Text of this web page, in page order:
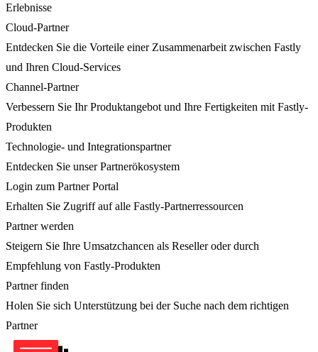
Erlebnisse
Cloud-Partner
Entdecken Sie die Vorteile einer Zusammenarbeit zwischen Fastly
und Ihren Cloud-Services
Channel-Partner
Verbessern Sie Ihr Produktangebot und Ihre Fertigkeiten mit Fastly-
Produkten
Technologie- und Integrationspartner
Entdecken Sie unser Partnerökosystem
Login zum Partner Portal
Erhalten Sie Zugriff auf alle Fastly-Partnerressourcen
Partner werden
Steigern Sie Ihre Umsatzchancen als Reseller oder durch
Empfehlung von Fastly-Produkten
Partner finden
Holen Sie sich Unterstützung bei der Suche nach dem richtigen
Partner